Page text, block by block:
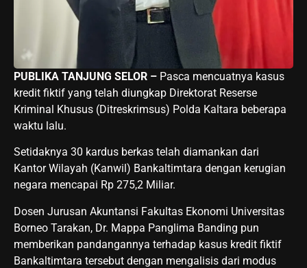
PUBLIKA TANJUNG SELOR – Pasca mencuatnya kasus
kredit fiktif yang telah diungkap Direktorat Reserse
Kriminal Khusus (Ditreskrimsus) Polda Kaltara beberapa
waktu lalu.
Setidaknya 30 kardus berkas telah diamankan dari
Kantor Wilayah (Kanwil) Bankaltimtara dengan kerugian
negara mencapai Rp 275,2 Miliar.
Dosen Jurusan Akuntansi Fakultas Ekonomi Universitas
Borneo Tarakan, Dr. Mappa Panglima Banding pun
memberikan pandangannya terhadap kasus kredit fiktif
Bankaltimtara tersebut dengan mengalisis dari modus